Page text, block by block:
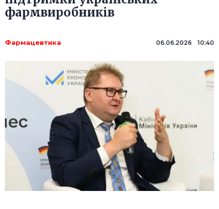
фармвиробників
Фармацевтика 06.06.2026 10:40